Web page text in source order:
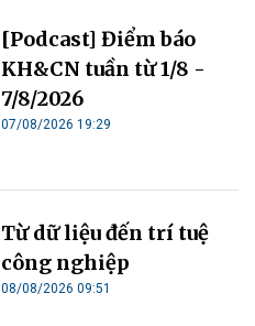
[Podcast] Điểm báo
KH&CN tuần từ 1/8 -
7/8/2026
07/08/2026 19:29
Từ dữ liệu đến trí tuệ
công nghiệp
08/08/2026 09:51